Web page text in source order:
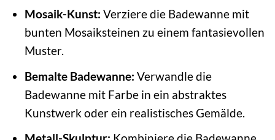
Mosaik-Kunst: Verziere die Badewanne mit
bunten Mosaiksteinen zu einem fantasievollen
Muster.
Bemalte Badewanne: Verwandle die
Badewanne mit Farbe in ein abstraktes
Kunstwerk oder ein realistisches Gemälde.